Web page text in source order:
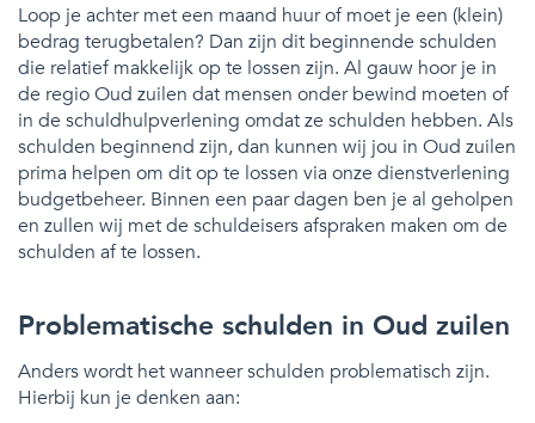
Loop je achter met een maand huur of moet je een (klein)
bedrag terugbetalen? Dan zijn dit beginnende schulden
die relatief makkelijk op te lossen zijn. Al gauw hoor je in
de regio Oud zuilen dat mensen onder bewind moeten of
in de schuldhulpverlening omdat ze schulden hebben. Als
schulden beginnend zijn, dan kunnen wij jou in Oud zuilen
prima helpen om dit op te lossen via onze dienstverlening
budgetbeheer. Binnen een paar dagen ben je al geholpen
en zullen wij met de schuldeisers afspraken maken om de
schulden af te lossen.
Problematische schulden in Oud zuilen
Anders wordt het wanneer schulden problematisch zijn.
Hierbij kun je denken aan: